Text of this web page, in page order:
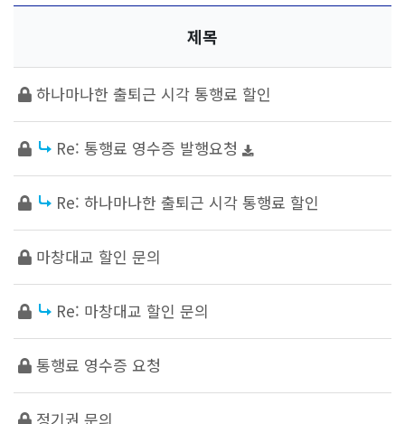
제목
하나마나한 출퇴근 시각 통행료 할인
Re: 통행료 영수증 발행요청
Re: 하나마나한 출퇴근 시각 통행료 할인
마창대교 할인 문의
Re: 마창대교 할인 문의
통행료 영수증 요청
정기권 문의